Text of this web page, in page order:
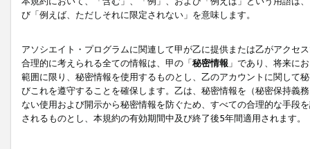
び「例えば、ただしそれに限定されない」を意味します。
アソシエイト・プログラムに関連して甲が乙に提供または乙がアクセ
合理的に考えられる全ての情報は、甲の「秘密情報 」であり、将来に
範囲に限り、秘密情報を使用するものとし、乙のアカウントに関して
びこれを遵守することを確保します。乙は、秘密情報を（秘密保持義
ない使用および開示から秘密情報を防ぐため、すべての合理的な手段
されるものとし、本規約の有効期間中及び終了後5年間適用されます。